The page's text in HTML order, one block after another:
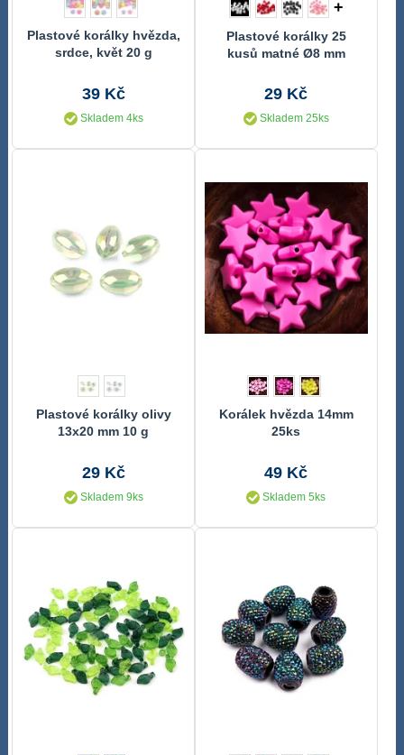
Plastové korálky hvězda,
srdce, květ 20 g
39 Kč
Skladem 4ks
+
Plastové korálky 25
kusů matné Ø8 mm
29 Kč
Skladem 25ks
Plastové korálky olivy
13x20 mm 10 g
29 Kč
Skladem 9ks
Korálek hvězda 14mm
25ks
49 Kč
Skladem 5ks